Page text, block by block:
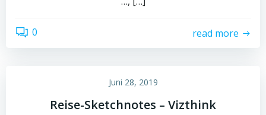
0 read more
Juni 28, 2019
Reise-Sketchnotes – Vizthink